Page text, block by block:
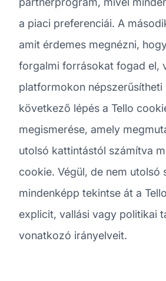
a piaci preferenciái. A
amit érdemes megnézni,
forgalmi forrásokat fogad el,
platformokon népszerűsítheti
következő lépés a Tello
megismerése, amely
utolsó kattintástól számítva
cookie. Végül, de nem utolsó
mindenképp tekintse át a
explicit, vallási vagy politikai
vonatkozó irányelveit.